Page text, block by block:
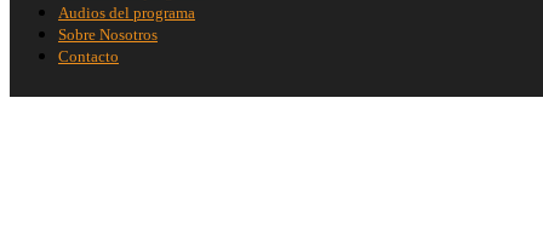
Audios del programa
Sobre Nosotros
Contacto